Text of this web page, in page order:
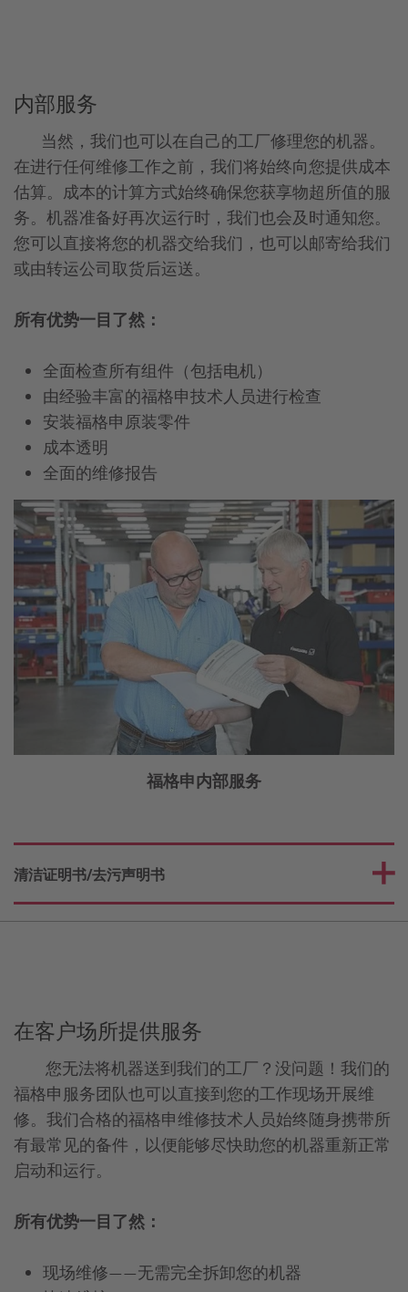
内部服务
当然，我们也可以在自己的工厂修理您的机器。
在进行任何维修工作之前，我们将始终向您提供成本
估算。成本的计算方式始终确保您获享物超所值的服
务。机器准备好再次运行时，我们也会及时通知您。
您可以直接将您的机器交给我们，也可以邮寄给我们
或由转运公司取货后运送。
所有优势一目了然：
全面检查所有组件（包括电机）
由经验丰富的福格申技术人员进行检查
安装福格申原装零件
成本透明
全面的维修报告
福格申内部服务
清洁证明书/去污声明书
在客户场所提供服务
您无法将机器送到我们的工厂？没问题！我们的
福格申服务团队也可以直接到您的工作现场开展维
修。我们合格的福格申维修技术人员始终随身携带所
有最常见的备件，以便能够尽快助您的机器重新正常
启动和运行。
所有优势一目了然：
现场维修——无需完全拆卸您的机器